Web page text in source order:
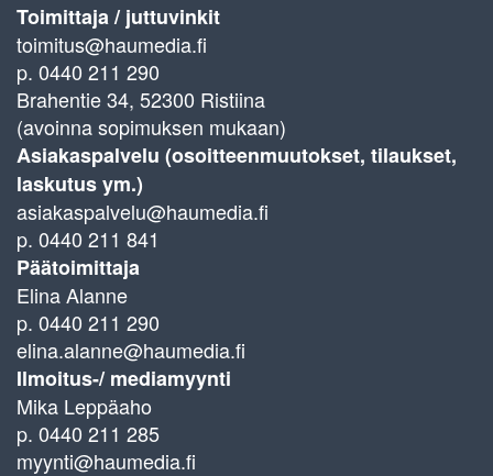
Toimittaja / juttuvinkit
toimitus@haumedia.fi
p. 0440 211 290
Brahentie 34, 52300 Ristiina
(avoinna sopimuksen mukaan)
Asiakaspalvelu (osoitteenmuutokset, tilaukset,
laskutus ym.)
asiakaspalvelu@haumedia.fi
p. 0440 211 841
Päätoimittaja
Elina Alanne
p. 0440 211 290
elina.alanne@haumedia.fi
Ilmoitus-/ mediamyynti
Mika Leppäaho
p. 0440 211 285
myynti@haumedia.fi